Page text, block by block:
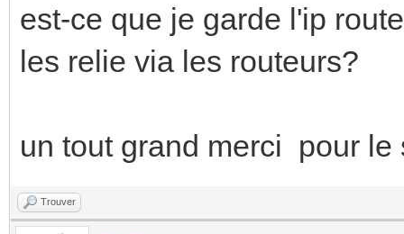
est-ce que je garde l'ip
les relie via les routeurs?
un tout grand merci pour le
Trouver